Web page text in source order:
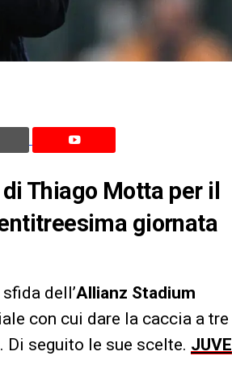
Thiago Motta per il
giornata
dell’Allianz Stadium
con cui dare la caccia a tre
. Di seguito le sue scelte. JUVE